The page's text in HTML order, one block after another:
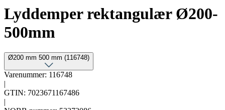
Lyddemper rektangulær Ø200-
500mm
Ø200 mm 500 mm (116748)
Varenummer: 116748
|
GTIN: 7023671167486
|